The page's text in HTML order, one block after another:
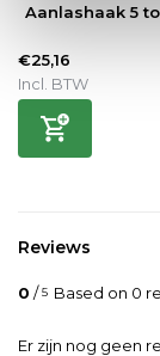
Aanlashaak 5
€25,16
Incl. BTW
Reviews
0 /5 Based on 0
Er zijn nog geen